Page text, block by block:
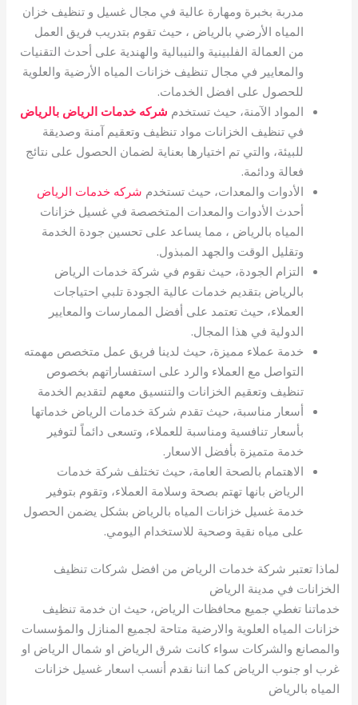
مدربة بخبرة ومهارة عالية في مجال غسيل و تنظيف خزان
المياه الأرضي بالرياض ، حيث تقوم بتدريب فريق العمل
من العمالة الفلبينية والنيبالية والهندية على أحدث التقنيات
والمعايير في مجال تنظيف خزانات المياه الأرضية والعلوية
للحصول على افضل الخدمات.
المواد الآمنة، حيث تستخدم شركه خدمات الرياض بالرياض
في تنظيف الخزانات مواد تنظيف وتعقيم آمنة وصديقة
للبيئة، والتي تم اختيارها بعناية لضمان الحصول على نتائج
فعالة ودائمة.
الأدوات والمعدات، حيث تستخدم شركه خدمات الرياض
أحدث الأدوات والمعدات المتخصصة في غسيل خزانات
المياه بالرياض ، مما يساعد على تحسين جودة الخدمة
وتقليل الوقت والجهد المبذول.
التزام الجودة، حيث نقوم في شركة خدمات الرياض
بالرياض بتقديم خدمات عالية الجودة تلبي احتياجات
العملاء، حيث تعتمد على أفضل الممارسات والمعايير
الدولية في هذا المجال.
خدمة عملاء مميزة، حيث لدينا فريق عمل متخصص مهمته
التواصل مع العملاء والرد على استفساراتهم بخصوص
تنظيف وتعقيم الخزانات والتنسيق معهم لتقديم الخدمة
أسعار مناسبة، حيث تقدم شركة خدمات الرياض خدماتها
بأسعار تنافسية ومناسبة للعملاء، وتسعى دائماً لتوفير
خدمة متميزة بأفضل الاسعار.
الاهتمام بالصحة العامة، حيث تختلف شركة خدمات
الرياض بانها تهتم بصحة وسلامة العملاء، وتقوم بتوفير
خدمة غسيل خزانات المياه بالرياض بشكل يضمن الحصول
على مياه نقية وصحية للاستخدام اليومي.
لماذا تعتبر شركة خدمات الرياض من افضل شركات تنظيف
الخزانات في مدينة الرياض
خدماتنا تغطي جميع محافظات الرياض، حيث ان خدمة تنظيف
خزانات المياه العلوية والارضية متاحة لجميع المنازل والمؤسسات
والمصانع والشركات سواء كانت شرق الرياض او شمال الرياض او
غرب او جنوب الرياض كما اننا نقدم أنسب اسعار غسيل خزانات
المياه بالرياض